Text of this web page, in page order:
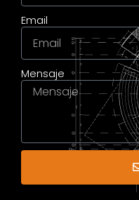
Email
Mensaje